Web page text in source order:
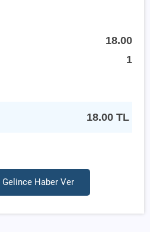
18.00
1
18.00 TL
Haber Ver